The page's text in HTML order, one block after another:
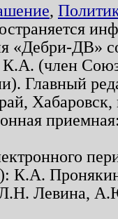
,
«Дебри-ДВ»
(член
Главный
К.А.
Левина,